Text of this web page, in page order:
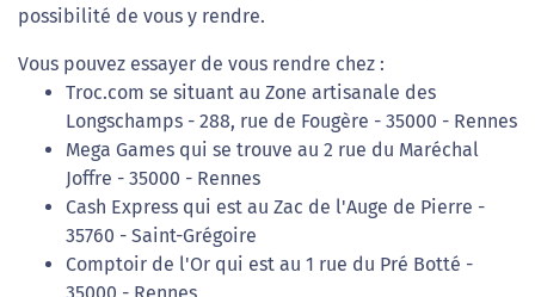
possibilité de vous y rendre.
Vous pouvez essayer de vous rendre chez :
Troc.com se situant au Zone artisanale des
Longschamps - 288, rue de Fougère - 35000 - Rennes
Mega Games qui se trouve au 2 rue du Maréchal
Joffre - 35000 - Rennes
Cash Express qui est au Zac de l'Auge de Pierre -
35760 - Saint-Grégoire
Comptoir de l'Or qui est au 1 rue du Pré Botté -